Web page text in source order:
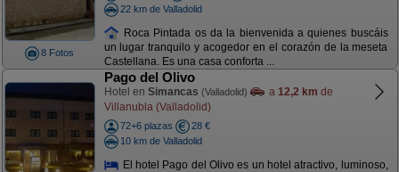
8 Fotos
22 km de Valladolid
Roca Pintada os da la bienvenida a quienes buscáis
un lugar tranquilo y acogedor en el corazón de la meseta
Castellana. Es una casa conforta ...
Pago del Olivo
Hotel en Simancas (Valladolid) a 12,2 km de
Villanubla (Valladolid)
72+6 plazas
28 €
10 km de Valladolid
El hotel Pago del Olivo es un hotel atractivo, luminoso,